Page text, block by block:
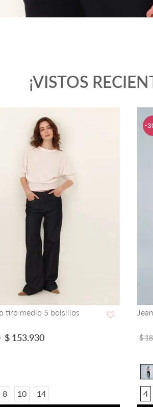
¡VISTOS
-26 %
VISTA RAPIDA
ajustado en pierna bota
$ 139.900
10 12 14
-
$
4